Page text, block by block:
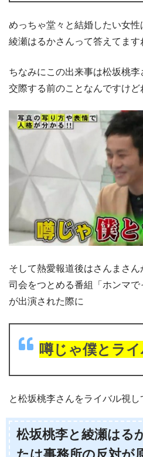
めっちゃ堂々と結婚したい女性
綾瀬はるかさんって答えてます
ちなみにこの出来事は松坂桃
交際する前のことなんですけど
そして熱愛報道後はさんまさん
司会をつとめる番組「ホンマ
が出演された際に
噂じゃ僕とラ
と松坂桃李さんをライバル視
松坂桃李と綾瀬はる